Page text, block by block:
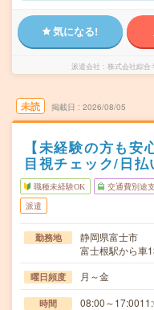
気になる!
派遣会社 株式会社綜合
未読 掲載日 2026/08/05
【未経験の方も安
目視チェック/日払
職種未経験OK 交通費別途
派遣
勤務地
静岡県富士市
富士根駅から車
曜日頻度 月～金
時間 08:00～